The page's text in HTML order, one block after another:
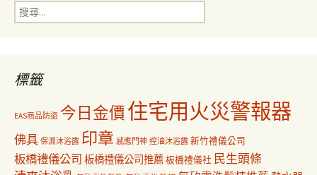
覽
搜
尋
標籤
EAS商品防盜 今日金價住宅用火災警報器
佛具 保濕沐浴露 印章 感應門神 控油沐浴露 新竹禮儀公司
板橋禮儀公司 板橋禮儀公司推薦板橋禮儀社 民生頭條